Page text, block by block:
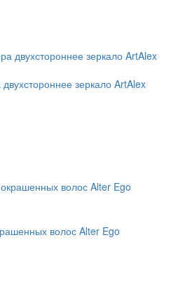
зеркало ArtAlex
волос Alter Ego